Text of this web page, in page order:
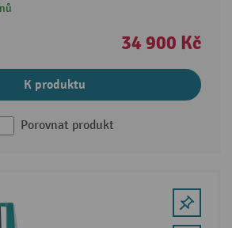
34 900 Kč
K produktu
Porovnat produkt